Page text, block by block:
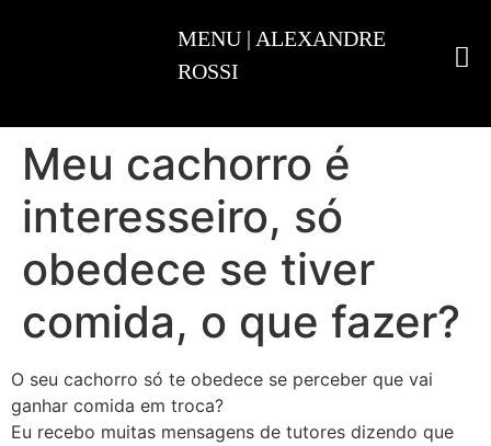
Meu cachorro é
interesseiro, só
obedece se tiver
comida, o que fazer?
O seu cachorro só te obedece se perceber que vai
ganhar comida em troca?
Eu recebo muitas mensagens de tutores dizendo que